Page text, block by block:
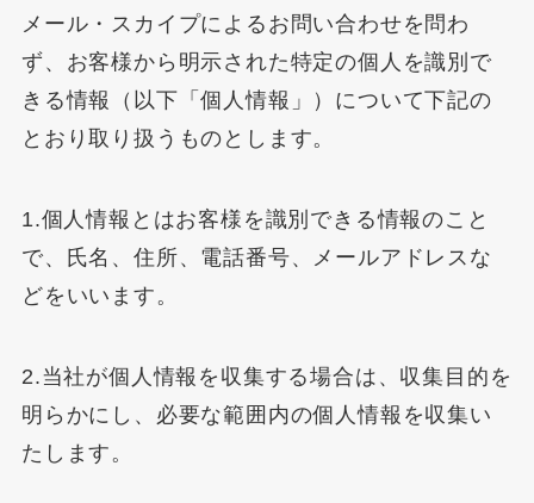
メール・スカイプによるお問い合わせを問わ
ず、お客様から明示された特定の個人を識別で
きる情報（以下「個人情報」）について下記の
とおり取り扱うものとします。
1.個人情報とはお客様を識別できる情報のこと
で、氏名、住所、電話番号、メールアドレスな
どをいいます。
2.当社が個人情報を収集する場合は、収集目的を
明らかにし、必要な範囲内の個人情報を収集い
たします。